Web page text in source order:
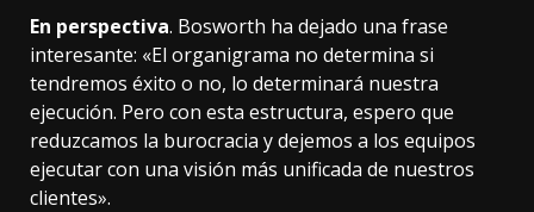
En perspectiva. Bosworth ha dejado una frase
interesante: «El organigrama no determina si
tendremos éxito o no, lo determinará nuestra
ejecución. Pero con esta estructura, espero que
reduzcamos la burocracia y dejemos a los equipos
ejecutar con una visión más unificada de nuestros
clientes».